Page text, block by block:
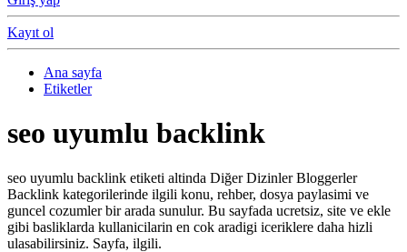
Kayıt ol
Ana sayfa
Etiketler
seo uyumlu backlink
seo uyumlu backlink etiketi altinda Diğer Dizinler Bloggerler
Backlink kategorilerinde ilgili konu, rehber, dosya paylasimi ve
guncel cozumler bir arada sunulur. Bu sayfada ucretsiz, site ve ekle
gibi basliklarda kullanicilarin en cok aradigi iceriklere daha hizli
ulasabilirsiniz. Sayfa, ilgili.